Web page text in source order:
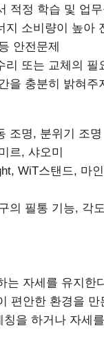
적정 학습 및 업
소비량이 높아
안전문제
리 또는 교체의 필
을 충분히 밝혀
조명, 분위기 조명
르, 샤오미
WiT스탠드, 마
의 필통 기능, 각
는 자세를 유지한
편안한 환경을 만
을 하거나 자세